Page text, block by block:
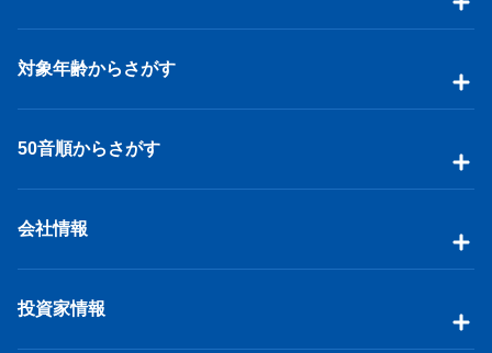
対象年齢からさがす
50音順からさがす
会社情報
投資家情報